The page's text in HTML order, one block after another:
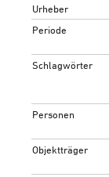
Urheber
Periode
Schlagwörter
Personen
Objektträger